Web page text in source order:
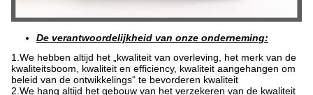
De verantwoordelijkheid van onze onderneming:
1.We hebben altijd het „kwaliteit van overleving, het merk van de
kwaliteitsboom, kwaliteit en efficiency, kwaliteit aangehangen om
beleid van de ontwikkelings“ te bevorderen kwaliteit
2.We hang altijd het gebouw van het verzekeren van de kwaliteit